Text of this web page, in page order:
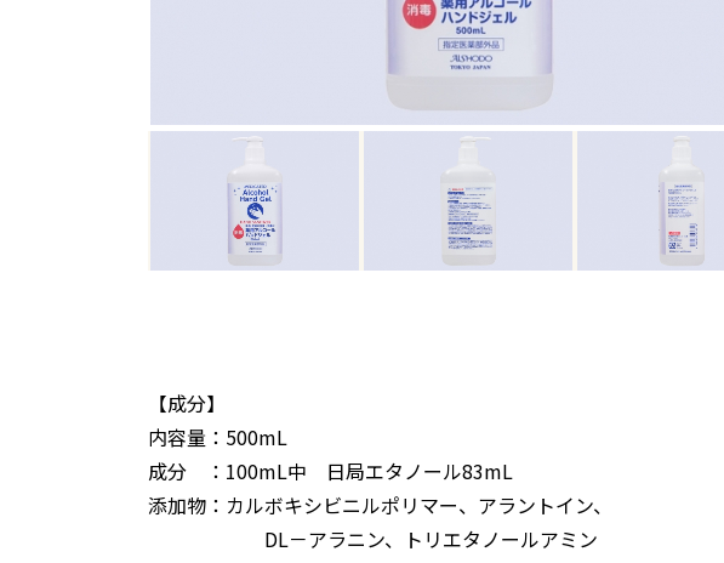
【成分】
内容量：500mL
成分 ：100mL中 日局エタノール83mL
添加物：カルボキシビニルポリマー、アラントイン、
DL－アラニン、トリエタノールアミン